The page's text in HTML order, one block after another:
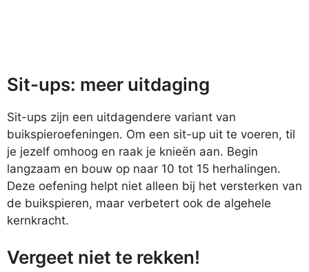
Sit-ups: meer uitdaging
Sit-ups zijn een uitdagendere variant van
buikspieroefeningen. Om een sit-up uit te voeren, til
je jezelf omhoog en raak je knieën aan. Begin
langzaam en bouw op naar 10 tot 15 herhalingen.
Deze oefening helpt niet alleen bij het versterken van
de buikspieren, maar verbetert ook de algehele
kernkracht.
Vergeet niet te rekken!